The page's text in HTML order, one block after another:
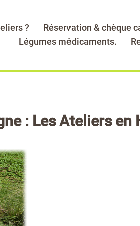
? Réservation & chèque
Légumes médicaments.
: Les Ateliers en